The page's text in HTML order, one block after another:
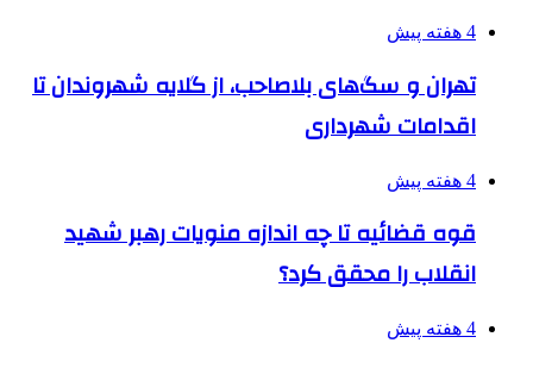
4 هفته پیش
تهران و سگ‌های بلاصاحب، از گلایه شهروندان تا
اقدامات شهرداری
4 هفته پیش
قوه قضائیه تا چه اندازه منویات رهبر شهید
انقلاب را محقق کرد؟
4 هفته پیش